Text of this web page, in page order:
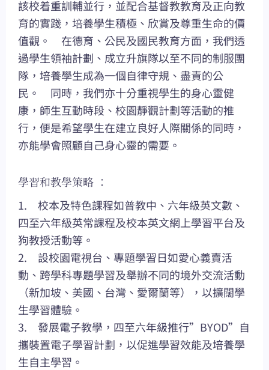
該校着重訓輔並行，並配合基督教教育及正向教
育的實踐，培養學生積極、欣賞及尊重生命的價
值觀。 在德育、公民及國民教育方面，我們透
過學生領袖計劃、成立升旗隊以至不同的制服團
隊，培養學生成為一個自律守規、盡責的公
民。 同時，我們亦十分重視學生的身心靈健
康，師生互動時段、校園靜觀計劃等活動的推
行，便是希望學生在建立良好人際關係的同時，
亦能學會照顧自己身心靈的需要。
學習和教學策略 ：
1. 校本及特色課程如普教中、六年級英文數、
四至六年級英常課程及校本英文網上學習平台及
狗教授活動等。
2. 設校園電視台、專題學習日如愛心義賣活
動、跨學科專題學習及舉辦不同的境外交流活動
（新加坡、美國、台灣、愛爾蘭等），以擴闊學
生學習體驗。
3. 發展電子教學，四至六年級推行”BYOD”自
攜裝置電子學習計劃，以促進學習效能及培養學
生自主學習。